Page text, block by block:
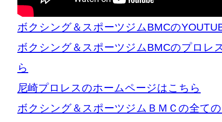
ボクシング＆スポーツジムBMCの
ボクシング＆スポーツジムBMCのプロレ
ら
尼崎プロレスのホームページはこちら
ボクシング＆スポーツジムＢＭＣの全て